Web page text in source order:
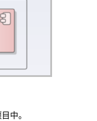
中。